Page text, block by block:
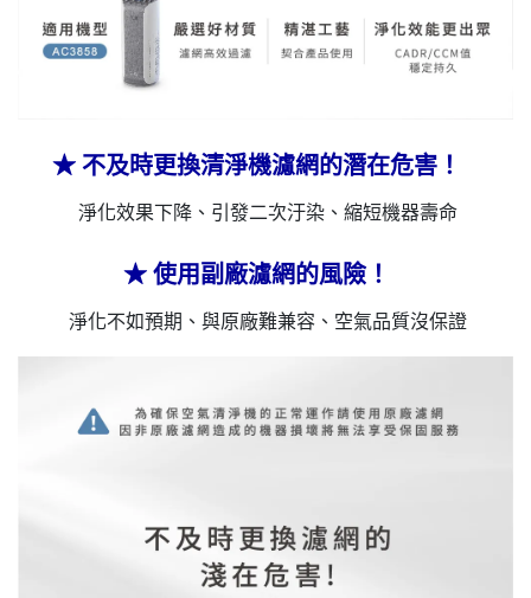
★ 不及時更換清淨機濾網的潛在危害！
淨化效果下降、引發二次汙染、縮短機器壽命
★ 使用副廠濾網的風險！
淨化不如預期、與原廠難兼容、空氣品質沒保證